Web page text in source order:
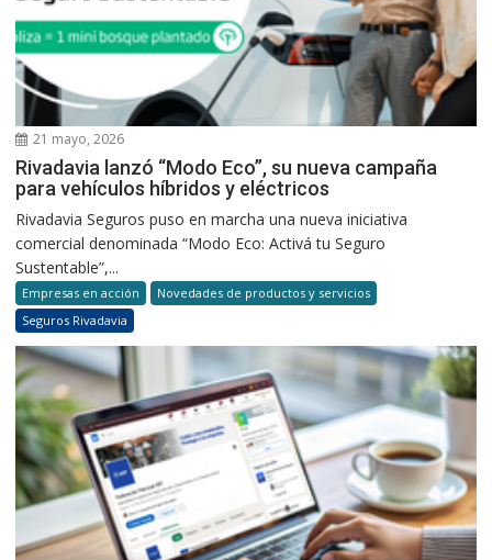
21 mayo, 2026
Rivadavia lanzó “Modo Eco”, su nueva campaña
para vehículos híbridos y eléctricos
Rivadavia Seguros puso en marcha una nueva iniciativa
comercial denominada “Modo Eco: Activá tu Seguro
Sustentable”,...
Empresas en acción
Novedades de productos y servicios
Seguros Rivadavia